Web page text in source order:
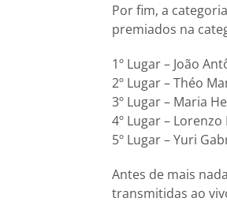
Por fim, a
premiados na
1º Lugar – João
2º Lugar – Théo
3º Lugar – Maria
4º Lugar – Lorenzo
5º Lugar – Yuri
Antes de mais
transmitidas ao